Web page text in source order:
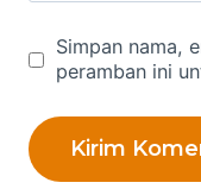
Simpan nama,
peramban ini